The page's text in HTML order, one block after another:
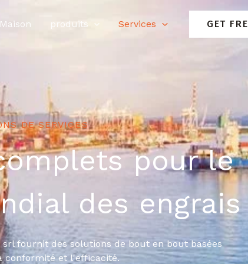
Maison produits Services GET
DE SERVICES
pour le
des engrais
fournit des solutions de bout en bout basées
conformité et l'efficacité.